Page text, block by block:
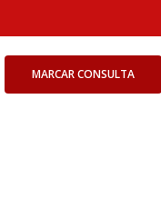
MARCAR CONSULTA